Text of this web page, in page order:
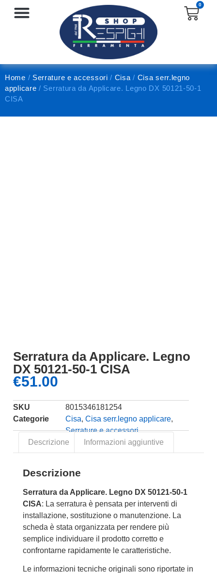
0
Home / Serrature e accessori / Cisa / Cisa serr.legno
applicare / Serratura da Applicare. Legno DX 50121-50-1
CISA
Serratura da Applicare. Legno
DX 50121-50-1 CISA
€51.00
SKU
8015346181254
Categorie
Cisa, Cisa serr.legno applicare,
Serrature e accessori
Descrizione
Informazioni aggiuntive
Descrizione
Serratura da Applicare. Legno DX 50121-50-1
CISA: La serratura è pensata per interventi di
installazione, sostituzione o manutenzione. La
scheda è stata organizzata per rendere più
semplice individuare il prodotto corretto e
confrontarne rapidamente le caratteristiche.
Le informazioni tecniche originali sono riportate in